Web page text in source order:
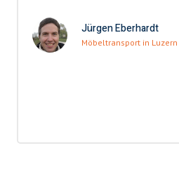
Jürgen Eberhardt
Möbeltransport in Luzern